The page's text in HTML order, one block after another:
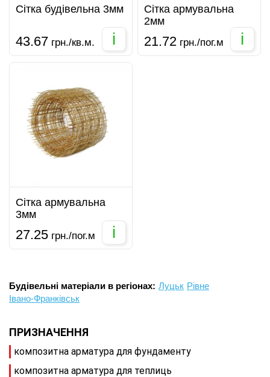
Сітка будівельна 3мм
43.67 грн./кв.м. i
Сітка армувальна
2мм
21.72 грн./пог.м i
Сітка армувальна
3мм
27.25 грн./пог.м i
Будівельні матеріали в регіонах: Луцьк Рівне
Івано-Франківськ
ПРИЗНАЧЕННЯ
композитна арматура для фундаменту
композитна арматура для теплиць